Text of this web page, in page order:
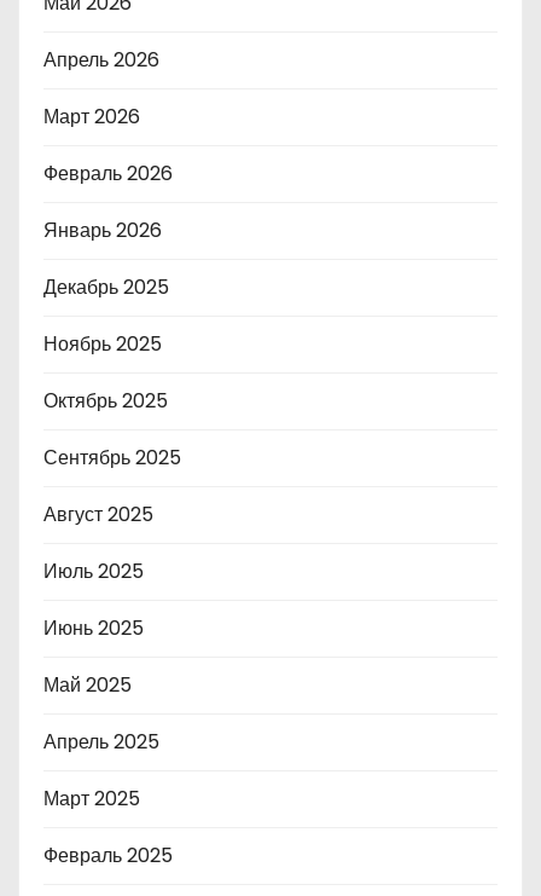
Апрель 2026
Март 2026
Февраль 2026
Январь 2026
Декабрь 2025
Ноябрь 2025
Октябрь 2025
Сентябрь 2025
Август 2025
Июль 2025
Июнь 2025
Май 2025
Апрель 2025
Март 2025
Февраль 2025